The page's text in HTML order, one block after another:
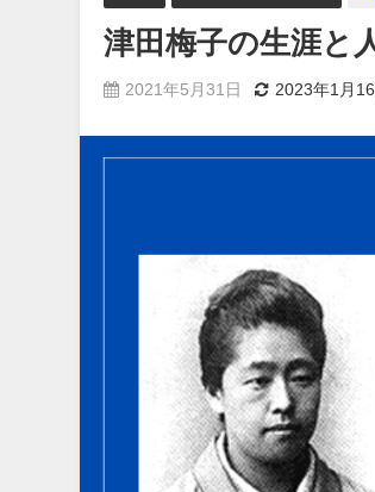
津田梅子の生涯と
2021年5月31日 2023年1月16